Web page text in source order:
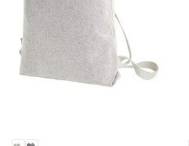
worden
de
productpagina